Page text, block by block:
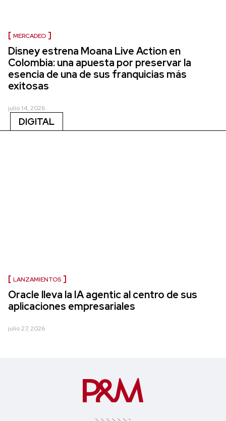
MERCADEO
Disney estrena Moana Live Action en
Colombia: una apuesta por preservar la
esencia de una de sus franquicias más
exitosas
julio 14, 2026
DIGITAL
LANZAMIENTOS
Oracle lleva la IA agentic al centro de sus
aplicaciones empresariales
julio 27, 2026